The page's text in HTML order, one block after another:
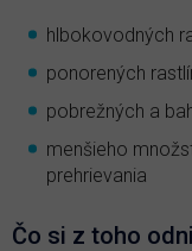
hlbokovodných
ponorených
pobrežných a
menšieho
prehrievania
Čo si z toho